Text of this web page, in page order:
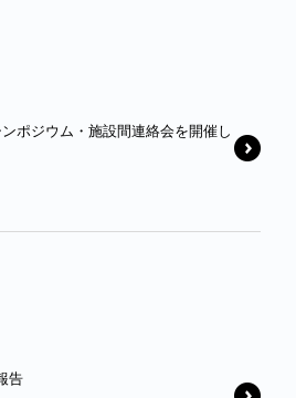
ポジウム・施設間連絡会を開催し
告